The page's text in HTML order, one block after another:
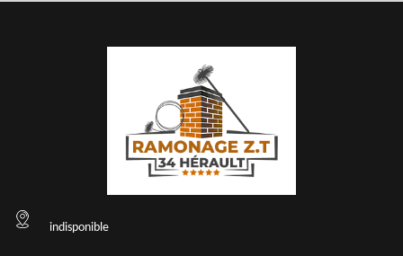
indisponible